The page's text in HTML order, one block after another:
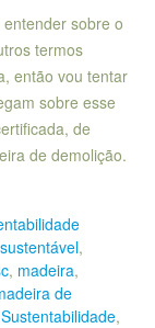
sobre o
termos
então vou tentar
sobre esse
de
de demolição.
,
, madeira,
de
,